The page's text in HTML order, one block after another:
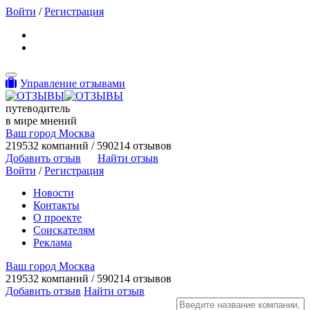
Войти /Регистрация
Toggle navigation
Управление отзывами
путеводитель
в мире мнений
Ваш город Москва
219532 компаний / 590214 отзывов
Добавить отзыв
Найти отзыв
Войти /Регистрация
Новости
Контакты
О проекте
Соискателям
Реклама
Ваш город Москва
219532 компаний / 590214 отзывов
Добавить отзыв Найти отзыв